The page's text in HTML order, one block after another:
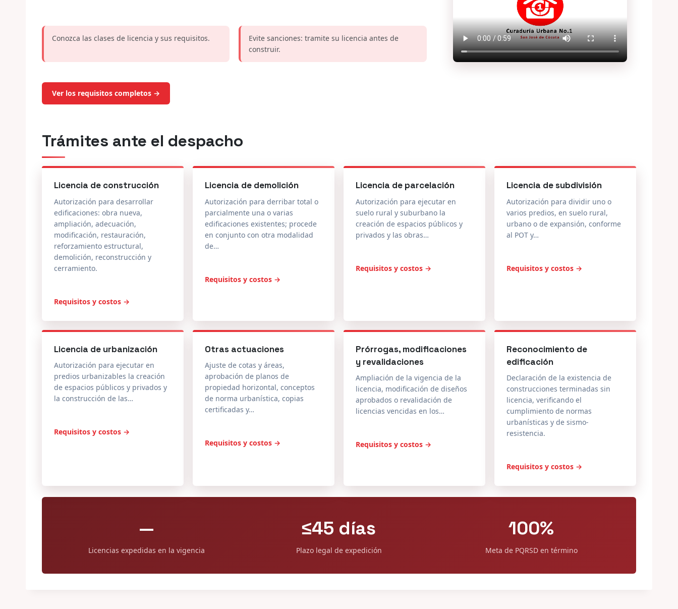
Conozca las clases de licencia y sus requisitos.
Evite sanciones: tramite su licencia antes de
construir.
Ver los requisitos completos →
Trámites ante el despacho
Licencia de construcción
Autorización para desarrollar
edificaciones: obra nueva,
ampliación, adecuación,
modificación, restauración,
reforzamiento estructural,
demolición, reconstrucción y
cerramiento.
Requisitos y costos →
Licencia de demolición
Autorización para derribar total o
parcialmente una o varias
edificaciones existentes; procede
en conjunto con otra modalidad
de…
Requisitos y costos →
Licencia de parcelación
Autorización para ejecutar en
suelo rural y suburbano la
creación de espacios públicos y
privados y las obras…
Requisitos y costos →
Licencia de subdivisión
Autorización para dividir uno o
varios predios, en suelo rural,
urbano o de expansión, conforme
al POT y…
Requisitos y costos →
Licencia de urbanización
Autorización para ejecutar en
predios urbanizables la creación
de espacios públicos y privados y
la construcción de las…
Requisitos y costos →
Otras actuaciones
Ajuste de cotas y áreas,
aprobación de planos de
propiedad horizontal, conceptos
de norma urbanística, copias
certificadas y…
Requisitos y costos →
Prórrogas, modificaciones
y revalidaciones
Ampliación de la vigencia de la
licencia, modificación de diseños
aprobados o revalidación de
licencias vencidas en los…
Requisitos y costos →
Reconocimiento de
edificación
Declaración de la existencia de
construcciones terminadas sin
licencia, verificando el
cumplimiento de normas
urbanísticas y de sismo-
resistencia.
Requisitos y costos →
—
Licencias expedidas en la vigencia
≤45 días
Plazo legal de expedición
100%
Meta de PQRSD en término